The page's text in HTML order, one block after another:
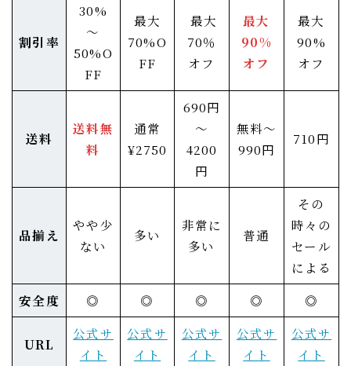
割引率
30%
～
50%O
FF
最大
70%O
FF
最大
70％
オフ
最大
90%
オフ
最大
90%
オフ
送料
送料無
料
通常
¥2750
690円
～
4200
円
無料～
990円
710円
品揃え
やや少
ない
多い
非常に
多い
普通
その
時々の
セール
による
安全度
◎ ◎ ◎ ◎ ◎
URL
公式サ
イト
公式サ
イト
公式サ
イト
公式サ
イト
公式サ
イト